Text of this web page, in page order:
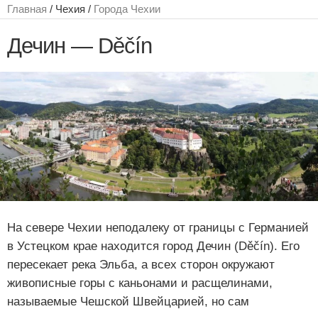
Главная / Чехия / Города Чехии
Дечин — Děčín
На севере Чехии неподалеку от границы с Германией
в Устецком крае находится город Дечин (Děčín). Его
пересекает река Эльба, а всех сторон окружают
живописные горы с каньонами и расщелинами,
называемые Чешской Швейцарией, но сам